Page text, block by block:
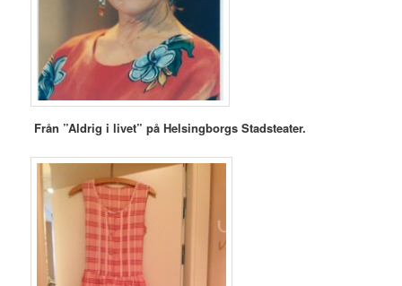
Från ”Aldrig i livet” på Helsingborgs Stadsteater.